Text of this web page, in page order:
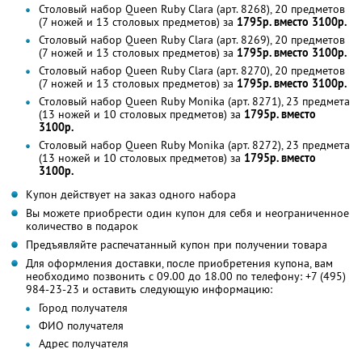
Столовый набор Queen Ruby Clara (арт. 8268), 20 предметов
(7 ножей и 13 столовых предметов) за 1795р. вместо 3100р.
Столовый набор Queen Ruby Clara (арт. 8269), 20 предметов
(7 ножей и 13 столовых предметов) за 1795р. вместо 3100р.
Столовый набор Queen Ruby Clara (арт. 8270), 20 предметов
(7 ножей и 13 столовых предметов) за 1795р. вместо 3100р.
Столовый набор Queen Ruby Monika (арт. 8271), 23 предмета
(13 ножей и 10 столовых предметов) за 1795р. вместо
3100р.
Столовый набор Queen Ruby Monika (арт. 8272), 23 предмета
(13 ножей и 10 столовых предметов) за 1795р. вместо
3100р.
Купон действует на заказ одного набора
Вы можете приобрести один купон для себя и неограниченное
количество в подарок
Предъявляйте распечатанный купон при получении товара
Для оформления доставки, после приобретения купона, вам
необходимо позвонить с 09.00 до 18.00 по телефону: +7 (495)
984-23-23 и оставить следующую информацию:
Город получателя
ФИО получателя
Адрес получателя